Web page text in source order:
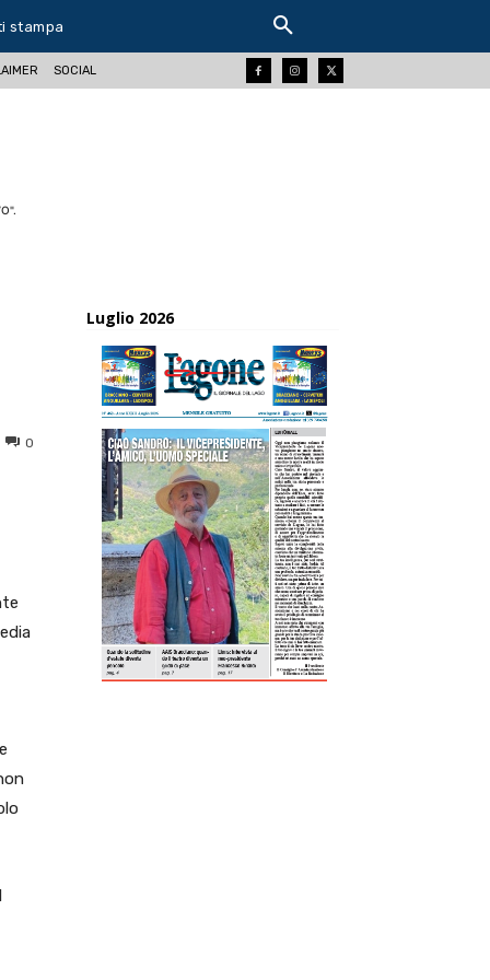
stampa
SOCIAL
0
Tumblr Telegram
Luglio 2026